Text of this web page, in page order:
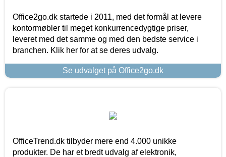
Office2go.dk startede i 2011, med det formål at levere
kontormøbler til meget konkurrencedygtige priser,
leveret med det samme og med den bedste service i
branchen. Klik her for at se deres udvalg.
Se udvalget på Office2go.dk
OfficeTrend.dk tilbyder mere end 4.000 unikke
produkter. De har et bredt udvalg af elektronik,